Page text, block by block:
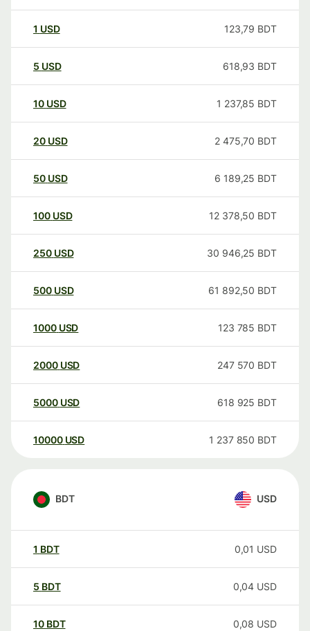
1 USD 123,79 BDT
5 USD 618,93 BDT
10 USD 1 237,85 BDT
20 USD 2 475,70 BDT
50 USD 6 189,25 BDT
100 USD 12 378,50 BDT
250 USD 30 946,25 BDT
500 USD 61 892,50 BDT
1000 USD 123 785 BDT
2000 USD 247 570 BDT
5000 USD 618 925 BDT
10000 USD 1 237 850 BDT
BDT USD
1 BDT 0,01 USD
5 BDT 0,04 USD
10 BDT 0,08 USD